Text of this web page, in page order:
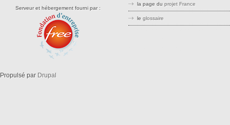
Serveur et hébergement fourni par :
Propulsé par Drupal
la page du projet France
le glossaire